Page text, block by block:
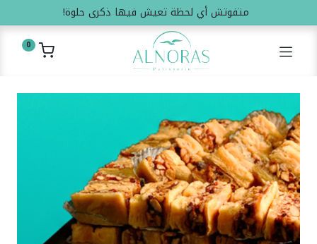
متفوتش أي لحظة تعيش فيها ذكرى حلوة!
0